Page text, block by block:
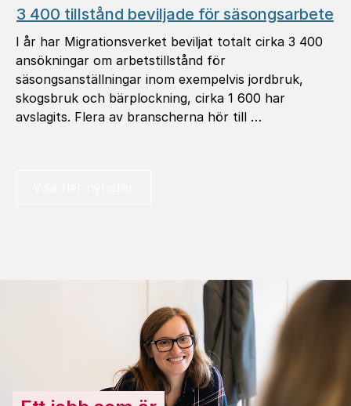
3 400 tillstånd beviljade för säsongsarbete
I år har Migrationsverket beviljat totalt cirka 3 400
ansökningar om arbetstillstånd för
säsongsanställningar inom exempelvis jordbruk,
skogsbruk och bärplockning, cirka 1 600 har
avslagits. Flera av branscherna hör till …